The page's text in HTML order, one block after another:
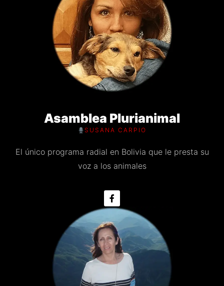
Asamblea Plurianimal
SUSANA CARPIO
El único programa radial en Bolivia que le presta su
voz a los animales